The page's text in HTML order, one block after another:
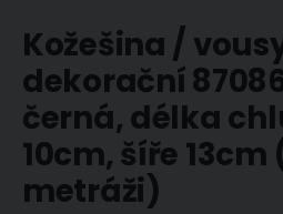
na
začátek
galerie
s
obrázky
Kožešina /
dekorační
černá, délka
10cm, šíře 13cm
metráži)